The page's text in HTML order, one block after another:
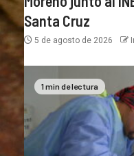
Santa Cruz
5 de agosto de 2026
1 min de lectura